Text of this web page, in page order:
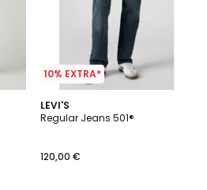
10% EXTRA*
LEVI'S
Regular Jeans 501®
120,00 €
4,6
/ 5
2
Farben